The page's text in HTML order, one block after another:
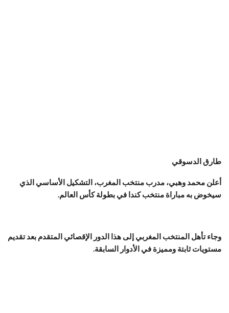
طارق الدسوقي
أعلن محمد وهبي، مدرب منتخب المغرب، التشكيل الأساسي الذي
سيخوض به مباراة منتخب كندا في بطولة كأس العالم.
وجاء تأهل المنتخب المغربي إلى هذا الدور الإقصائي المتقدم بعد تقديم
مستويات ثابتة ومميزة في الأدوار السابقة.